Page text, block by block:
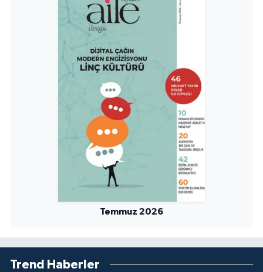
Temmuz 2026
Trend Haberler